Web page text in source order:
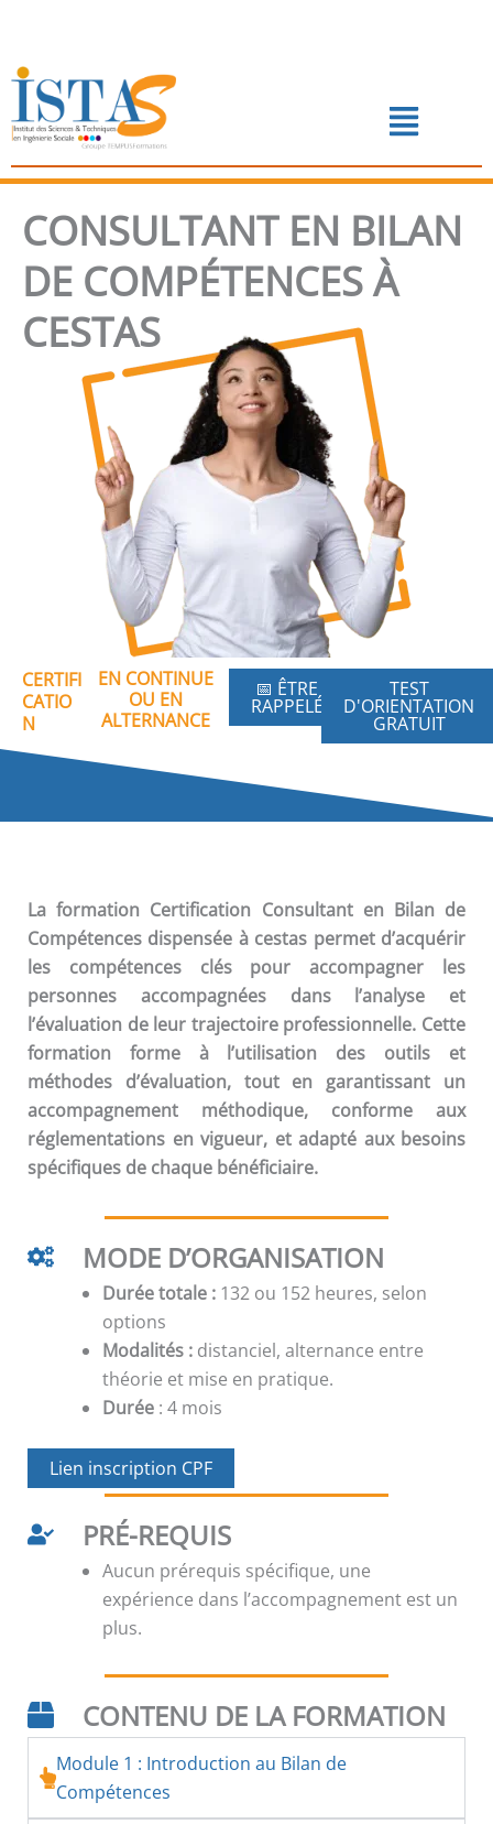
contenu
Menu
📅 PRENDRE RENDEZ-VOUS
CONSULTANT EN BILAN
DE COMPÉTENCES À
CESTAS
CERTIFI
CATIO
N
EN CONTINUE
OU EN
ALTERNANCE
📅 ÊTRE
RAPPELÉ
TEST
D'ORIENTATION
GRATUIT
La formation Certification Consultant en Bilan de
Compétences dispensée à cestas permet d’acquérir
les compétences clés pour accompagner les
personnes accompagnées dans l’analyse et
l’évaluation de leur trajectoire professionnelle. Cette
formation forme à l’utilisation des outils et
méthodes d’évaluation, tout en garantissant un
accompagnement méthodique, conforme aux
réglementations en vigueur, et adapté aux besoins
spécifiques de chaque bénéficiaire.
MODE D’ORGANISATION
Durée totale : 132 ou 152 heures, selon
options
Modalités : distanciel, alternance entre
théorie et mise en pratique.
Durée : 4 mois
Lien inscription CPF
PRÉ-REQUIS
Aucun prérequis spécifique, une
expérience dans l’accompagnement est un
plus.
CONTENU DE LA FORMATION
Module 1 : Introduction au Bilan de
Compétences